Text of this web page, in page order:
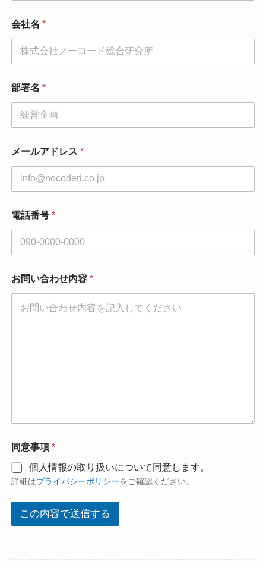
内
容
同
事
メ
ス
会社名 *
部署名 *
メールアドレス *
電話番号 *
お問い合わせ内容 *
同意事項 *
個人情報の取り扱いについて同意します。
詳細はプライバシーポリシーをご確認ください。
この内容で送信する